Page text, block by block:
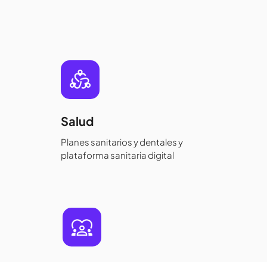
Salud
Planes sanitarios y dentales y
plataforma sanitaria digital